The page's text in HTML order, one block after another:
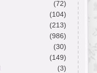
(72)
(104)
(213)
(986)
(30)
(149)
(3)